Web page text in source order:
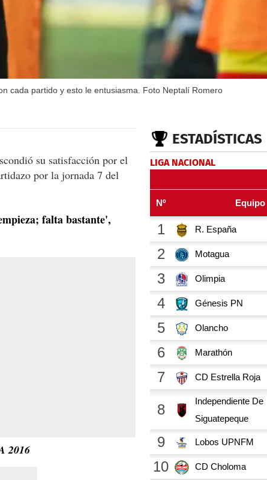
cada partido y esto le entusiasma. Foto Neptalí Romero
su satisfacción por el
por la jornada 7 del
falta bastante',
2016
ESTADÍSTICAS
LIGA NACIONAL